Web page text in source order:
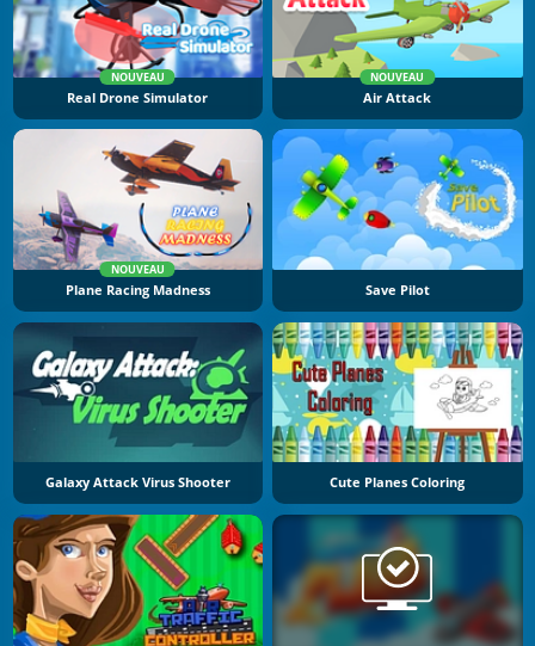
NOUVEAU
Real Drone Simulator
NOUVEAU
Air Attack
NOUVEAU
Plane Racing Madness Save Pilot
Galaxy Attack Virus Shooter Cute Planes Coloring